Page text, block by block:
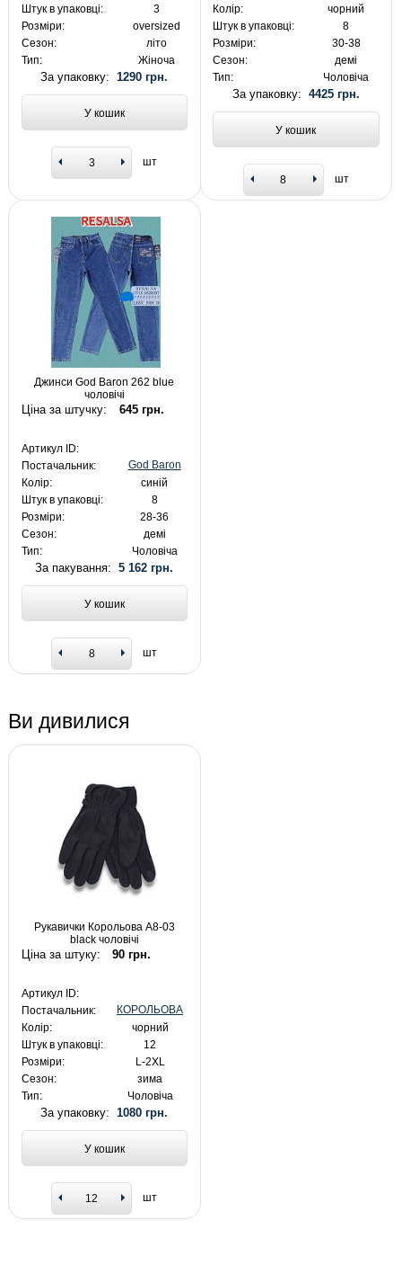
Штук в упаковці:
3
Розміри:
oversized
Сезон:
літо
Тип:
Жіноча
За упаковку:1290 грн.
У кошик
шт
Колір:
чорний
Штук в упаковці:
8
Розміри:
30-38
Сезон:
демі
Тип:
Чоловіча
За упаковку: 4425 грн.
У кошик
шт
Джинси God Baron 262 blue
чоловічі
Ціна за штучку: 645 грн.
Артикул ID:
Постачальник:
God Baron
Колір:
синій
Штук в упаковці:
8
Розміри:
28-36
Сезон:
демі
Тип:
Чоловіча
За пакування:5 162 грн.
У кошик
шт
Ви дивилися
Рукавички Корольова A8-03
black чоловічі
Ціна за штуку: 90 грн.
Артикул ID:
Постачальник:
КОРОЛЬОВА
Колір:
чорний
Штук в упаковці:
12
Розміри:
L-2XL
Сезон:
зима
Тип:
Чоловіча
За упаковку:1080 грн.
У кошик
шт